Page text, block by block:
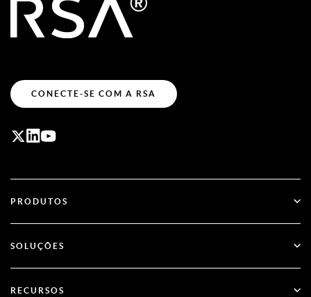
CONECTE-SE COM A RSA
PRODUTOS
SecurID
SOLUÇÕES
RECURSOS